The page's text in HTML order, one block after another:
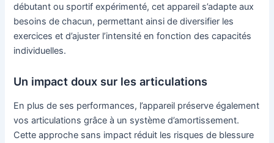
débutant ou sportif expérimenté, cet appareil s’adapte aux
besoins de chacun, permettant ainsi de diversifier les
exercices et d’ajuster l’intensité en fonction des capacités
individuelles.
Un impact doux sur les articulations
En plus de ses performances, l’appareil préserve également
vos articulations grâce à un système d’amortissement.
Cette approche sans impact réduit les risques de blessure